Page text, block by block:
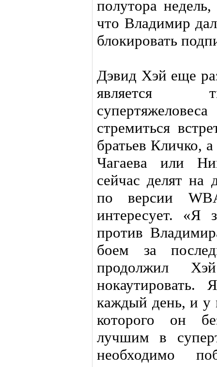
полутора
что Владимир
блокировать
Дэвид Хэй еще
является
стремиться
братьев Кличко,
Чагаева или
сейчас делят на
по версии
интересует. «Я
против
боем за
продолжил
каждый день, и у
которого он
лучшим в
необходимо